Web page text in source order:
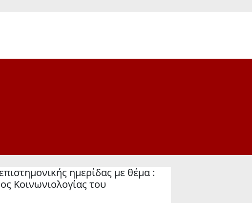
ημερίδας με θέμα :
Κοινωνιολογίας του